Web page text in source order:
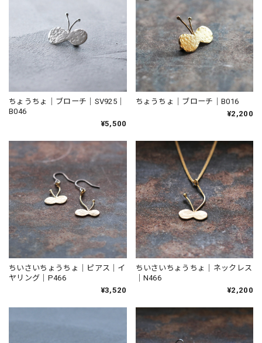
ちょうちょ｜ブローチ｜SV925｜
B046
¥5,500
ちょうちょ｜ブローチ｜B016
¥2,200
ちいさいちょうちょ｜ピアス｜イ
ヤリング｜P466
¥3,520
ちいさいちょうちょ｜ネックレス
｜N466
¥2,200